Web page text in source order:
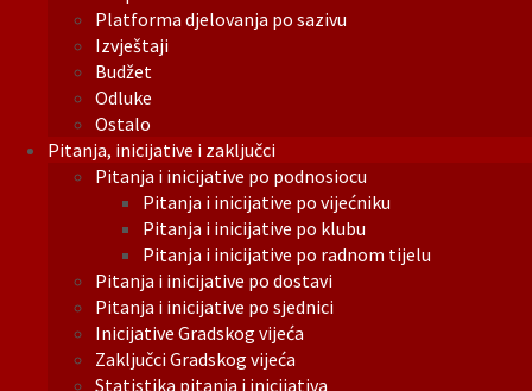
Platforma djelovanja po sazivu
Izvještaji
Budžet
Odluke
Ostalo
Pitanja, inicijative i zaključci
Pitanja i inicijative po podnosiocu
Pitanja i inicijative po vijećniku
Pitanja i inicijative po klubu
Pitanja i inicijative po radnom tijelu
Pitanja i inicijative po dostavi
Pitanja i inicijative po sjednici
Inicijative Gradskog vijeća
Zaključci Gradskog vijeća
Statistika pitanja i inicijativa